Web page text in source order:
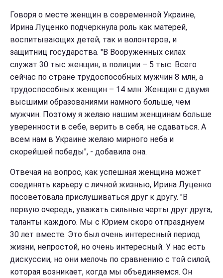
Говоря о месте женщин в современной Украине,
Ирина Луценко подчеркнула роль как матерей,
воспитывающих детей, так и волонтеров, и
защитниц государства. "В Вооруженных силах
служат 30 тыс женщин, в полиции – 5 тыс. Всего
сейчас по стране трудоспособных мужчин 8 млн, а
трудоспособных женщин – 14 млн. Женщин с двумя
высшими образованиями намного больше, чем
мужчин. Поэтому я желаю нашим женщинам больше
уверенности в себе, верить в себя, не сдаваться. А
всем нам в Украине желаю мирного неба и
скорейшей победы", - добавила она.
Отвечая на вопрос, как успешная женщина может
соединять карьеру с личной жизнью, Ирина Луценко
посоветовала прислушиваться друг к другу. "В
первую очередь, уважать сильные черты друг друга,
таланты каждого. Мы с Юрием скоро отпразднуем
30 лет вместе. Это был очень интересный период
жизни, непростой, но очень интересный. У нас есть
дискуссии, но они мелочь по сравнению с той силой,
которая возникает, когда мы объединяемся. Он